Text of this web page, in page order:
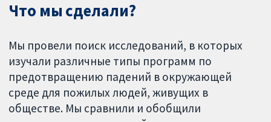
Что мы сделали?
Мы провели поиск исследований, в которых
изучали различные типы программ по
предотвращению падений в окружающей
среде для пожилых людей, живущих в
обществе. Мы сравнили и обобщили